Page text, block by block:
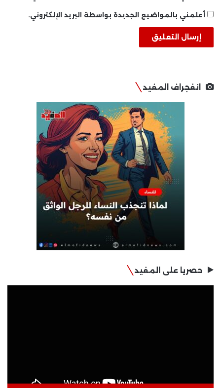
أعلمني بالمواضيع الجديدة بواسطة البريد الإلكتروني.
انفجراف المفيد
حصريا على المفيد